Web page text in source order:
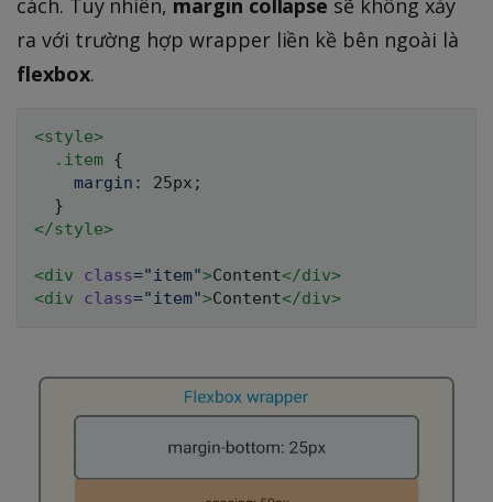
cách. Tuy nhiên, margin collapse sẽ không xảy
ra với trường hợp wrapper liền kề bên ngoài là
flexbox.
<style>
.item {
margin : 25px ;
}
</style>
<div class="item">Content</div>
<div class="item">Content</div>